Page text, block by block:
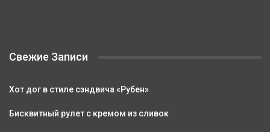
Свежие Записи
Хот дог в стиле сэндвича «Рубен»
Бисквитный рулет с кремом из сливок